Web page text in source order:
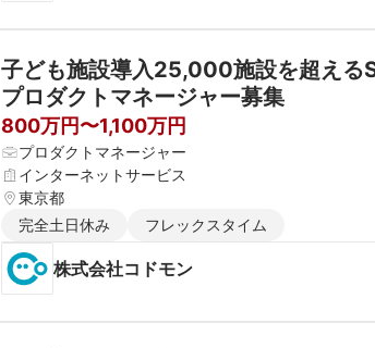
子ども施設導入25,000施設を超える
プロダクトマネージャー募集
800万円〜1,100万円
プロダクトマネージャー
インターネットサービス
東京都
完全土日休み
フレックスタイム
株式会社コドモン